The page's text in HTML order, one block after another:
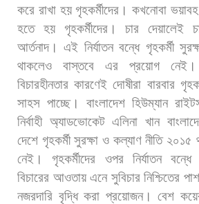
করে রাখা হয় গৃহকর্মীদের। কখনোবা ভয়াবহ
হতে
হয় গৃহকর্মীদের। চার দেয়ালেই
আর্তনাদ। এই নির্যাতন বন্ধে গৃহকর্মী
থাকলেও
বাস্তবে এর প্রয়োগ নেই।
বিচারহীনতার কারণেই দোষীরা বারবার
সাহস পাচ্ছে। বাংলাদেশ হিউম্যান
নির্বাহী অ্যাডভোকেট এলিনা খান
দেশে গৃহকর্মী সুরক্ষা ও কল্যাণ নীতি ২০১৫
নেই।
গৃহকর্মীদের ওপর নির্যাতন বন্ধে
বিচারের আওতায় এনে সুবিচার নিশ্চিতের
নজরদারি বৃদ্ধি করা প্রয়োজন। বেশ